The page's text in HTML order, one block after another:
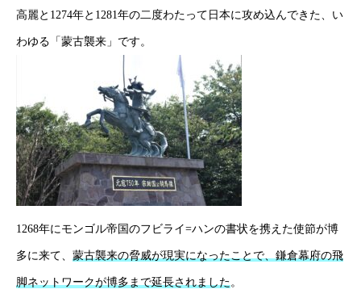
HOME
新着情報
会社概要
事業紹介
高麗と1274年と1281年の二度わたって日本に攻め込んできた、い
わゆる「蒙古襲来」です。
1268年にモンゴル帝国のフビライ=ハンの書状を携えた使節が博
多に来て、 蒙古襲来の脅威が現実になったことで、鎌倉幕府の飛
脚ネットワークが博多まで延長されました。